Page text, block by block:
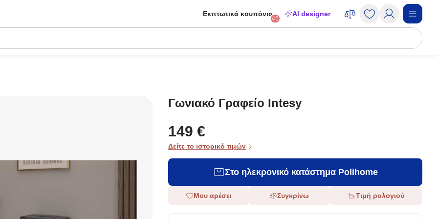
Εκπτωτικά κουπόνια
45
AI designer
Γωνιακό Γραφείο Intesy
149 €
Δείτε το ιστορικό τιμών
Στο ηλεκρονικό κατάστημα Polihome
Μου αρέσει Συγκρίνω Τιμή ρολογιού